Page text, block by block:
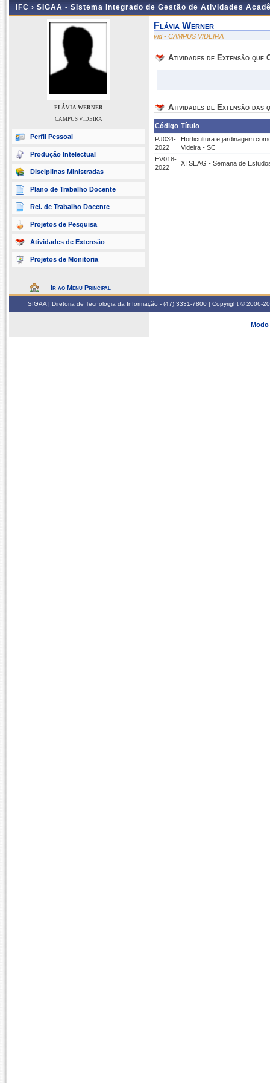
IFC › SIGAA - Sistema Integrado de Gestão de Atividades
FLÁVIA WERNER
CAMPUS VIDEIRA
Perfil Pessoal
Produção Intelectual
Disciplinas Ministradas
Plano de Trabalho Docente
Rel. de Trabalho Docente
Projetos de Pesquisa
Atividades de Extensão
Projetos de Monitoria
Ir ao Menu Principal
Flávia Werner
vid - CAMPUS VIDEIRA
Atividades de Extensão que
Atividades de Extensão das
Código Título
PJ034-
2022
Horticultura e jardinagem
Videira - SC
EV018-
2022
XI SEAG - Semana de
SIGAA | Diretoria de Tecnologia da Informação - (47) 3331-7800 | Copyright © 2006-
Modo